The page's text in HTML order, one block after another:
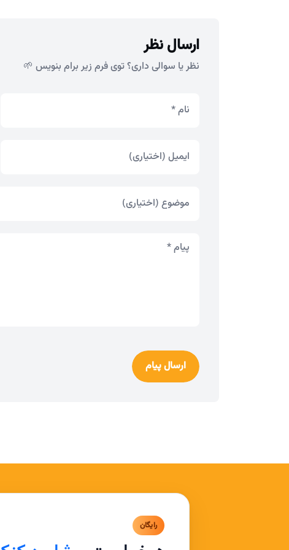
ارسال نظر
نظر یا سوالی داری؟ توی فرم زیر برام بنویس 🌱
ارسال پیام
رایگان